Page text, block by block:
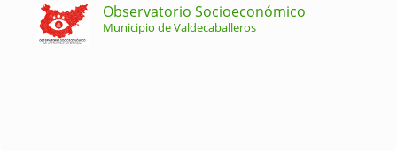
Observatorio Socioeconómico
Municipio de Valdecaballeros